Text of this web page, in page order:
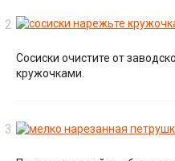
Сосиски очистите от
кружочками.